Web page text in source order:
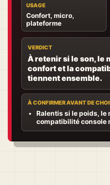
USAGE
Confort, micro,
plateforme
VERDICT
À retenir si le son, le
confort et la
tiennent ensemble.
À CONFIRMER AVANT DE
Ralentis si le poids, le
compatibilité console